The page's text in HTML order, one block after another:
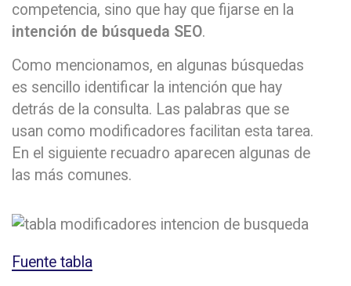
competencia, sino que hay que fijarse en la
intención de búsqueda SEO.
Como mencionamos, en algunas búsquedas
es sencillo identificar la intención que hay
detrás de la consulta. Las palabras que se
usan como modificadores facilitan esta tarea.
En el siguiente recuadro aparecen algunas de
las más comunes.
Fuente tabla